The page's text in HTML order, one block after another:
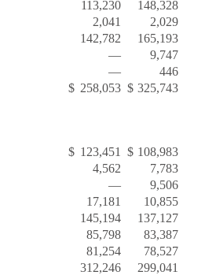
113,230
148,328
2,041
2,029
142,782
165,193
—
9,747
—
446
$ 258,053 $ 325,743
$ 123,451 $ 108,983
4,562
7,783
—
9,506
17,181
10,855
145,194
137,127
85,798
83,387
81,254
78,527
312,246 299,041